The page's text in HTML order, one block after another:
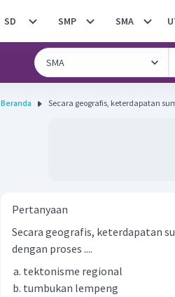
SD SMP SMA
Beranda Secara geografis, keterdapatan
Pertanyaan
Secara geografis, keterdapatan
dengan proses ....
tektonisme regional
tumbukan lempeng